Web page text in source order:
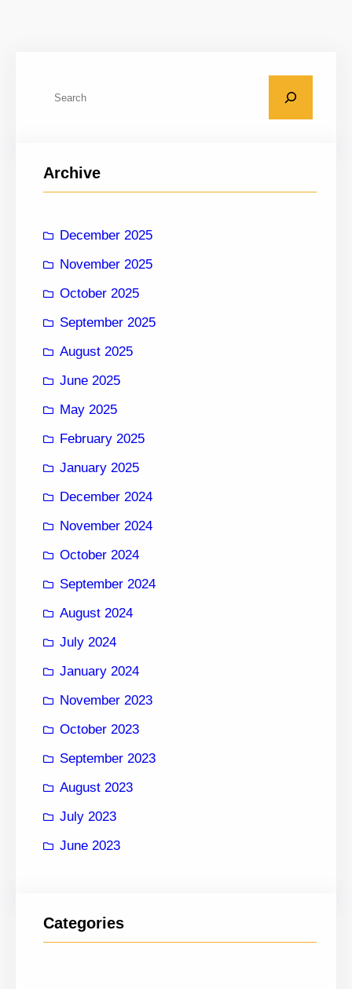
c
h
Archive
December 2025
November 2025
October 2025
September 2025
August 2025
June 2025
May 2025
February 2025
January 2025
December 2024
November 2024
October 2024
September 2024
August 2024
July 2024
January 2024
November 2023
October 2023
September 2023
August 2023
July 2023
June 2023
Categories